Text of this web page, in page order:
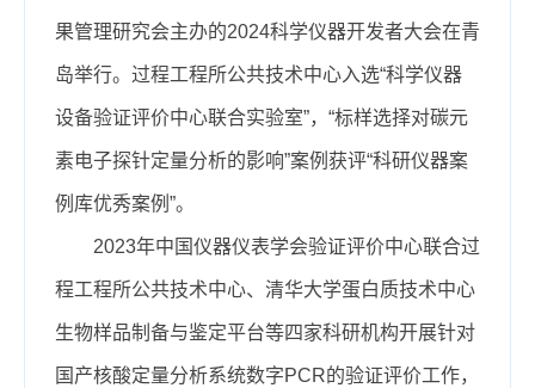
果管理研究会主办的2024科学仪器开发者大会在青
岛举行。过程工程所公共技术中心入选“科学仪器
设备验证评价中心联合实验室”，“标样选择对碳元
素电子探针定量分析的影响”案例获评“科研仪器案
例库优秀案例”。
2023年中国仪器仪表学会验证评价中心联合过
程工程所公共技术中心、清华大学蛋白质技术中心
生物样品制备与鉴定平台等四家科研机构开展针对
国产核酸定量分析系统数字PCR的验证评价工作，